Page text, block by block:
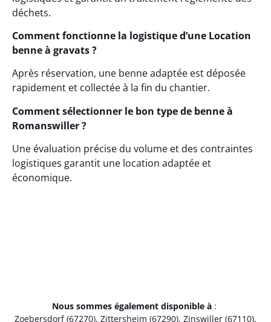
déchets.
Comment fonctionne la logistique d’une Location
benne à gravats ?
Après réservation, une benne adaptée est déposée
rapidement et collectée à la fin du chantier.
Comment sélectionner le bon type de benne à
Romanswiller ?
Une évaluation précise du volume et des contraintes
logistiques garantit une location adaptée et
économique.
Nous sommes également disponible à :
Zoebersdorf (67270), Zittersheim (67290), Zinswiller (67110),